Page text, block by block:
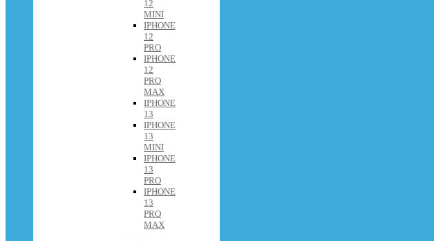
12
MINI
IPHONE
12
PRO
IPHONE
12
PRO
MAX
IPHONE
13
IPHONE
13
MINI
IPHONE
13
PRO
IPHONE
13
PRO
MAX